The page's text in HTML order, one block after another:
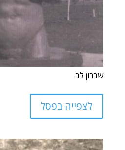
שברון לב
לצפייה בפסל